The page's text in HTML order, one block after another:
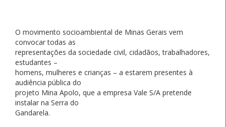
O movimento socioambiental de Minas Gerais vem
convocar todas as
representações da sociedade civil, cidadãos, trabalhadores,
estudantes –
homens, mulheres e crianças – a estarem presentes à
audiência pública do
projeto Mina Apolo, que a empresa Vale S/A pretende
instalar na Serra do
Gandarela.